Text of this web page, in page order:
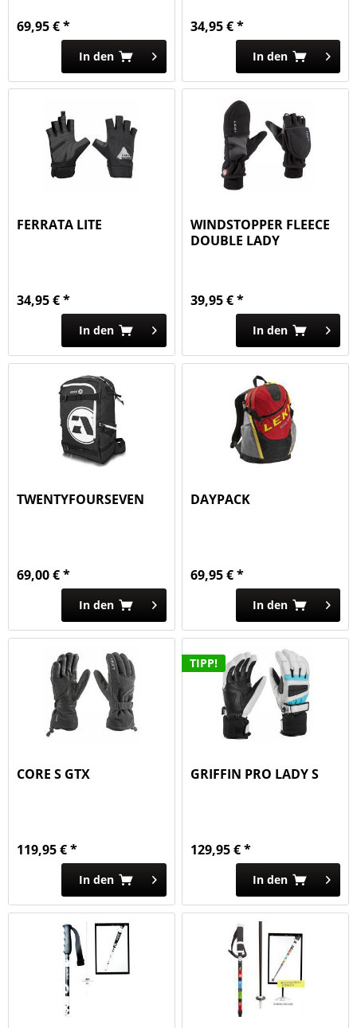
69,95 € *
In den
34,95 € *
In den
FERRATA LITE
34,95 € *
In den
WINDSTOPPER FLEECE
DOUBLE LADY
39,95 € *
In den
TWENTYFOURSEVEN
69,00 € *
In den
DAYPACK
69,95 € *
In den
CORE S GTX
119,95 € *
In den
TIPP!
GRIFFIN PRO LADY S
129,95 € *
In den